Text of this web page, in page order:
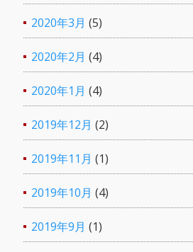
2020年3月 (5)
2020年2月 (4)
2020年1月 (4)
2019年12月 (2)
2019年11月 (1)
2019年10月 (4)
2019年9月 (1)